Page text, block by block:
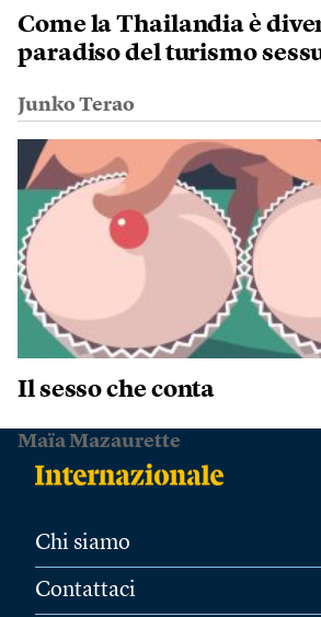
Come la Thailandia è
paradiso del turismo
Junko Terao
Il sesso che conta
Maïa Mazaurette
Chi siamo
Contattaci